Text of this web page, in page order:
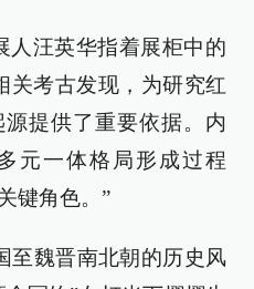
人汪英华指着展柜中的
关考古发现，为研究红
提供了重要依据。内
元一体格局形成过程
键角色。”
至魏晋南北朝的历史风